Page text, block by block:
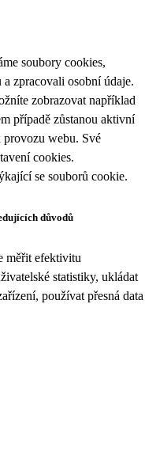
soubory cookies,
zpracovali osobní údaje.
zobrazovat například
případě zůstanou aktivní
provozu webu. Své
cookies.
se souborů cookie.
důvodů
měřit efektivitu
statistiky, ukládat
používat přesná data